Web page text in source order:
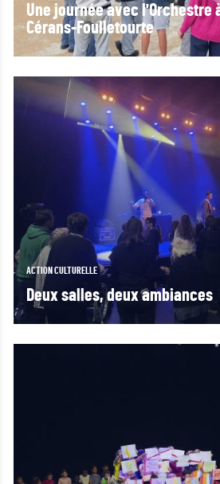
Une journée avec l'Orchestre
Cérans-Foulletourte
ACTION CULTURELLE
Deux salles, deux ambiances